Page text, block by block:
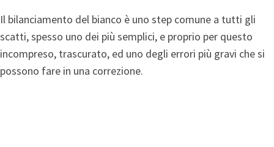
Il bilanciamento del bianco è uno step comune a tutti gli
scatti, spesso uno dei più semplici, e proprio per questo
incompreso, trascurato, ed uno degli errori più gravi che si
possono fare in una correzione.